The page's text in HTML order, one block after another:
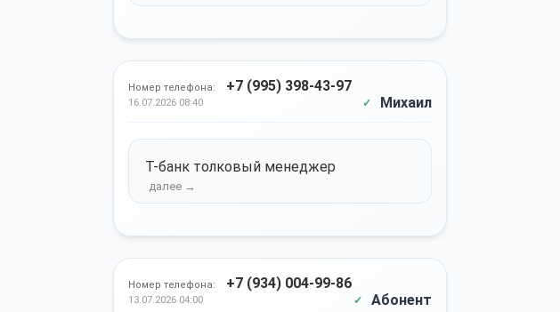
Номер телефона: +7 (995) 398-43-97
16.07.2026 08:40 Михаил
Т-банк толковый менеджер
Номер телефона: +7 (934) 004-99-86
13.07.2026 04:00 Абонент